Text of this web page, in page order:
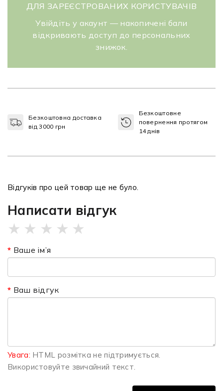
ДЛЯ ЗАРЕЄСТРОВАНИХ КОРИСТУВАЧІВ
Увійдіть у акаунт — накопичені бали
відкривають доступ до персональних
знижок.
Безкоштовна доставка
від 3000 грн
Безкоштовне
повернення протягом
14 днів
Відгуків про цей товар ще не було.
Написати відгук
★ ★ ★ ★ ★
Ваше ім’я
Ваш відгук
Увага: HTML розмітка не підтримується.
Використовуйте звичайний текст.